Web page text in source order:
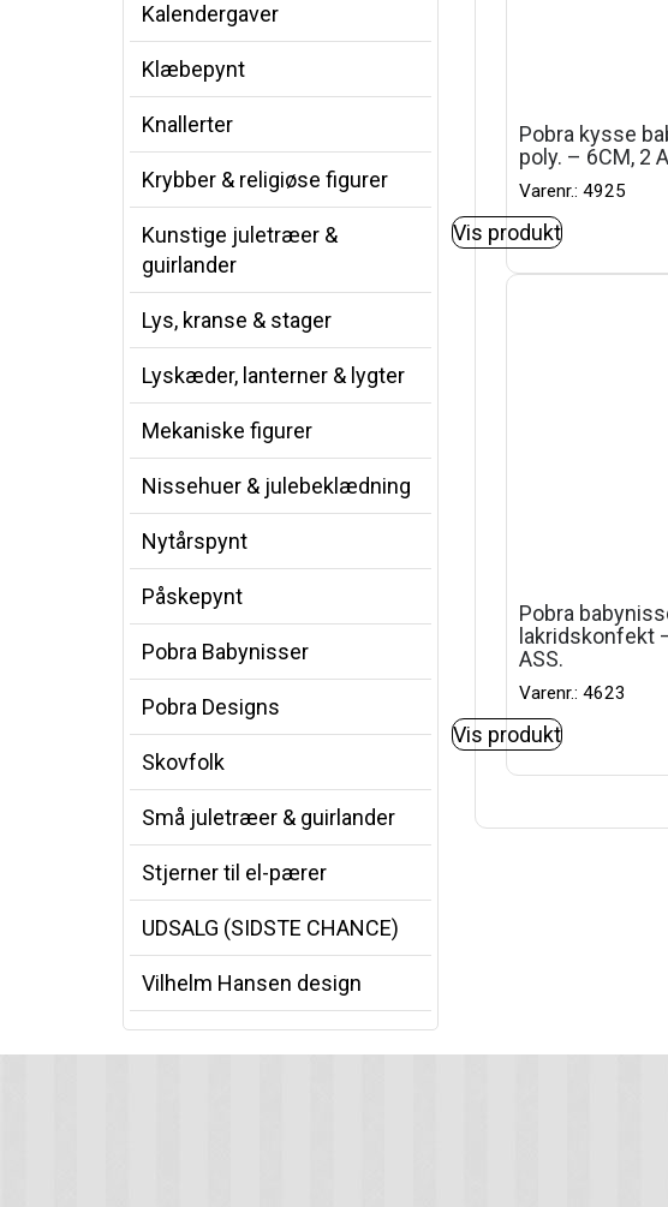
Kalendergaver
Klæbepynt
Knallerter
Krybber & religiøse figurer
Kunstige juletræer &
guirlander
Lys, kranse & stager
Lyskæder, lanterner & lygter
Mekaniske figurer
Nissehuer & julebeklædning
Nytårspynt
Påskepynt
Pobra Babynisser
Pobra Designs
Skovfolk
Små juletræer & guirlander
Stjerner til el-pærer
UDSALG (SIDSTE CHANCE)
Vilhelm Hansen design
Pobra kysse
poly. – 6CM, 2
Varenr.: 4925
Vis produkt
Pobra
lakridskonfekt
ASS.
Varenr.: 4623
Vis produkt